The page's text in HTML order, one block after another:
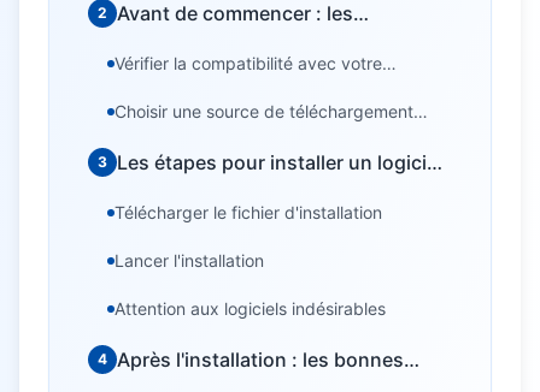
tête
2 Avant de commencer : les
Vérifier la compatibilité avec votre
Choisir une source de téléchargement
3 Les étapes pour installer un logiciel
Télécharger le fichier d'installation
Lancer l'installation
Attention aux logiciels indésirables
4 Après l'installation : les bonnes